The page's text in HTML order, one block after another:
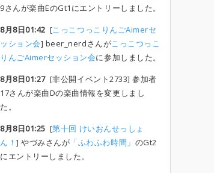
9さんが楽曲EのGt1にエントリーしました。
8月8日01:42 [こっこつっこりんごAimerセ
ッション会] beer_nerdさんがこっこつっこ
りんごAimerセッション会に参加しました。
8月8日01:27[非公開イベント2733] 参加者
17さんが楽曲Dの楽曲情報を変更しまし
た。
8月8日01:25 [第十回 けいおんせっしょ
ん！] やづみさんが 「ふわふわ時間」 のGt2
にエントリーしました。